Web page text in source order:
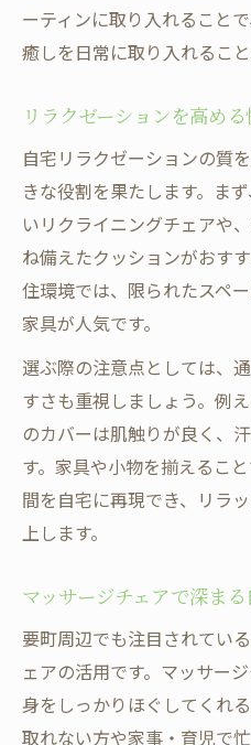
要町マッサージの
用
ト
セルフケアで疲れ
マッサージチェアを
マッサージチェア
の質向上
要町マッサージチ
ント
リラクゼーション
法
忙しい日常で活き
ツ
マッサージチェア
家にいながら味わう
実例
オンラインショ
ングッズ
ーティンに取り入れること
癒しを日常に取り入れること
リラクゼーションを高め
自宅リラクゼーションの質
きな役割を果たします。ま
いリクライニングチェアや
ね備えたクッションがおす
住環境では、限られたスペ
家具が人気です。
選ぶ際の注意点としては、
すさも重視しましょう。例
のカバーは肌触りが良く、
す。家具や小物を揃えるこ
間を自宅に再現でき、リラ
上します。
マッサージチェアで深ま
要町周辺でも注目されてい
ェアの活用です。マッサー
身をしっかりほぐしてくれ
取れない方や家事・育児で